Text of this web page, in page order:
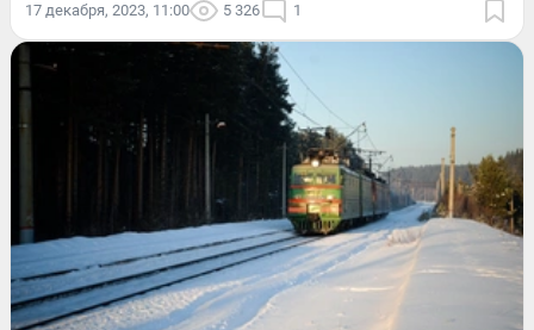
17 декабря, 2023, 11:00 5 326 1